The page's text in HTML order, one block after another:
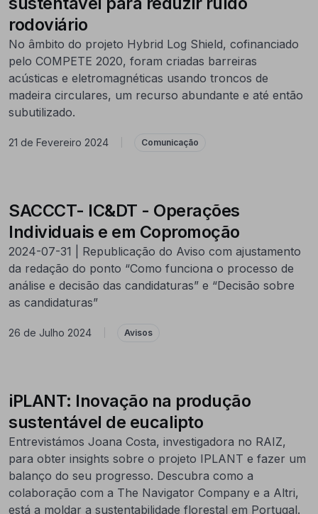
rodoviário
No âmbito do projeto Hybrid Log Shield, cofinanciado
pelo COMPETE 2020, foram criadas barreiras
acústicas e eletromagnéticas usando troncos de
madeira circulares, um recurso abundante e até então
subutilizado.
21 de Fevereiro 2024 Comunicação
SACCCT- IC&DT - Operações
Individuais e em Copromoção
2024-07-31 | Republicação do Aviso com ajustamento
da redação do ponto “Como funciona o processo de
análise e decisão das candidaturas” e “Decisão sobre
as candidaturas”
26 de Julho 2024 Avisos
iPLANT: Inovação na produção
sustentável de eucalipto
Entrevistámos Joana Costa, investigadora no RAIZ,
para obter insights sobre o projeto IPLANT e fazer um
balanço do seu progresso. Descubra como a
colaboração com a The Navigator Company e a Altri,
está a moldar a sustentabilidade florestal em Portugal.